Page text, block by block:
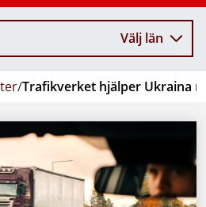
Välj län
/Trafikverket hjälper Ukraina